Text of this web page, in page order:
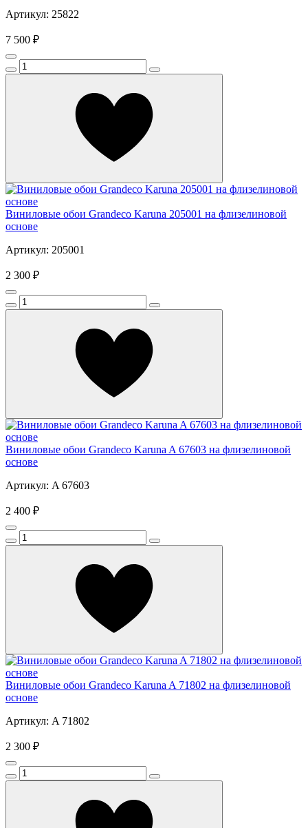
Артикул: 25822
7 500 ₽
Виниловые обои Grandeco Karuna 205001 на флизелиновой
основе
Артикул: 205001
2 300 ₽
Виниловые обои Grandeco Karuna A 67603 на флизелиновой
основе
Артикул: A 67603
2 400 ₽
Виниловые обои Grandeco Karuna A 71802 на флизелиновой
основе
Артикул: A 71802
2 300 ₽